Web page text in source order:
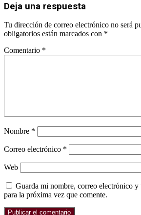
Deja una respuesta
Tu dirección de correo electrónico no será
obligatorios están marcados con *
Comentario *
Nombre *
Correo electrónico *
Web
Guarda mi nombre, correo electrónico y
para la próxima vez que comente.